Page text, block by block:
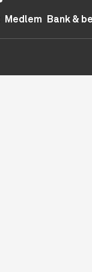
Medlem Bank &